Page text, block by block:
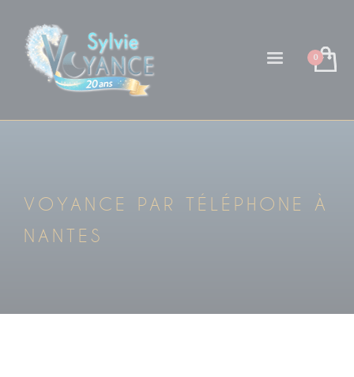
VOYANCE PAR TÉLÉPHONE À
NANTES